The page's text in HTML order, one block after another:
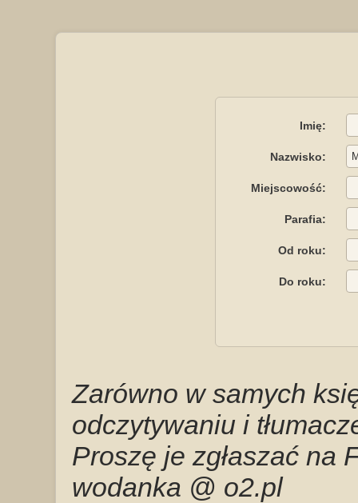
Imię:
Nazwisko:
Miejscowość:
Parafia:
Od roku:
Do roku:
Zarówno w samych
odczytywaniu i
Proszę je zgłaszać na
wodanka @ o2.pl